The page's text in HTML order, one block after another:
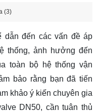
(3)
dẫn đến các vấn đề áp
thống, ảnh hưởng đến
toàn bộ hệ thống vận
bảo rằng bạn đã tiến
khảo ý kiến chuyên gia
DN50, cần tuân thủ